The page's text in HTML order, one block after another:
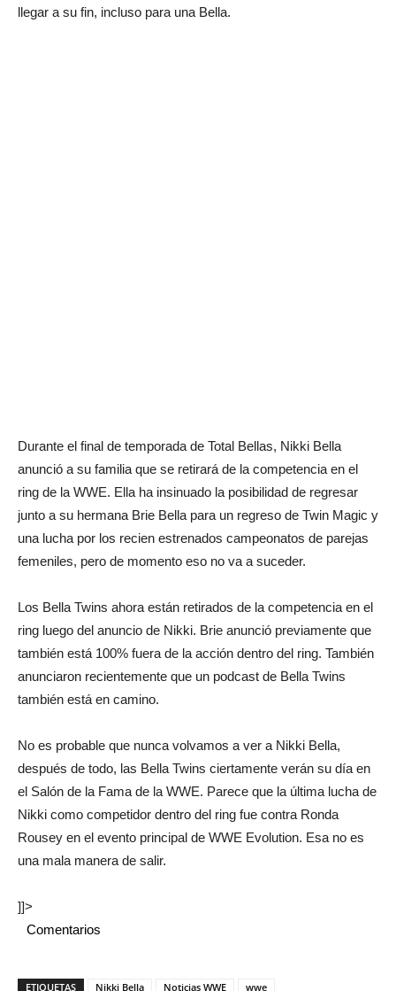
llegar a su fin, incluso para una Bella.
Durante el final de temporada de Total Bellas, Nikki Bella
anunció a su familia que se retirará de la competencia en el
ring de la WWE. Ella ha insinuado la posibilidad de regresar
junto a su hermana Brie Bella para un regreso de Twin Magic y
una lucha por los recien estrenados campeonatos de parejas
femeniles, pero de momento eso no va a suceder.
Los Bella Twins ahora están retirados de la competencia en el
ring luego del anuncio de Nikki. Brie anunció previamente que
también está 100% fuera de la acción dentro del ring. También
anunciaron recientemente que un podcast de Bella Twins
también está en camino.
No es probable que nunca volvamos a ver a Nikki Bella,
después de todo, las Bella Twins ciertamente verán su día en
el Salón de la Fama de la WWE. Parece que la última lucha de
Nikki como competidor dentro del ring fue contra Ronda
Rousey en el evento principal de WWE Evolution. Esa no es
una mala manera de salir.
]]>
Comentarios
ETIQUETAS Nikki Bella Noticias WWE wwe